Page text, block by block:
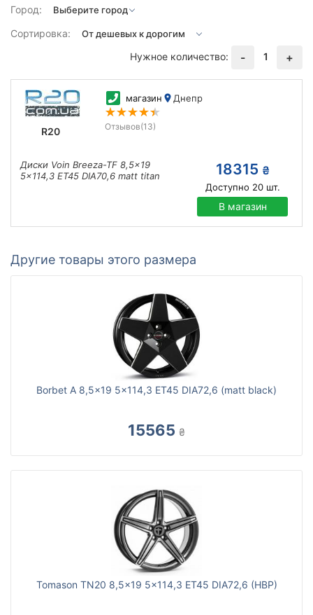
Город:
Сортировка:
Нужное количество:
- 1 +
R20
магазин Днепр
Отзывов(13)
Диски Voin Breeza-TF 8,5x19
5x114,3 ET45 DIA70,6 matt titan
18315 ₴
Доступно 20шт.
В магазин
Другие товары этого размера
Borbet A 8,5x19 5x114,3 ET45 DIA72,6 (matt black)
15565 ₴
Tomason TN20 8,5x19 5x114,3 ET45 DIA72,6 (HBP)